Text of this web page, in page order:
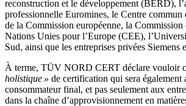
reconstruction et le développement (BERD),
professionnelle Euromines, le Centre commun
de la Commission européenne, la Commission
Nations Unies pour l’Europe (CEE),
Sud, ainsi que les entreprises privées Siemens
À terme, TÜV NORD CERT déclare vouloir
holistique » de certification qui sera également
consommateur final, et pas seulement aux
dans la chaîne d’approvisionnement en